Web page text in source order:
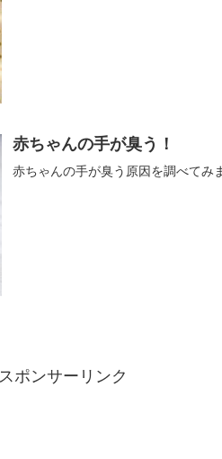
赤ちゃんの手が臭う！
赤ちゃんの手が臭う原因を調べてみ
スポンサーリンク